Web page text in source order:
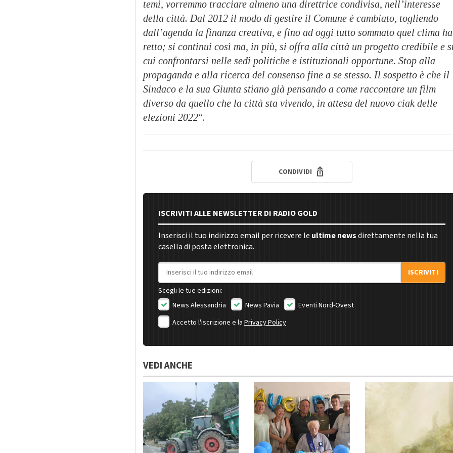
temi, vorremmo tracciare almeno una direttrice condivisa, nell’interesse
della città. Dal 2012 il modo di gestire il Comune è cambiato, togliendo
dall’agenda la finanza creativa, e fino ad oggi tutto sommato quel clima ha
retto; si continui così ma, in più, si offra alla città un progetto credibile e
cui confrontarsi nelle sedi politiche e istituzionali opportune. Stop alla
propaganda e alla ricerca del consenso fine a se stesso. Il sospetto è che il
Sindaco e la sua Giunta stiano già pensando a come raccontare un film
diverso da quello che la città sta vivendo, in attesa del nuovo ciak delle
elezioni 2022“.
CONDIVIDI
ISCRIVITI ALLE NEWSLETTER DI RADIO GOLD
Inserisci il tuo indirizzo email per ricevere le ultime newsdirettamente nella tua
casella di posta elettronica.
Indirizzo email
ISCRIVITI
Scegli le tue edizioni:
News Alessandria
News Pavia
Eventi Nord-Ovest
Accetto l'iscrizione e la Privacy Policy
VEDI ANCHE